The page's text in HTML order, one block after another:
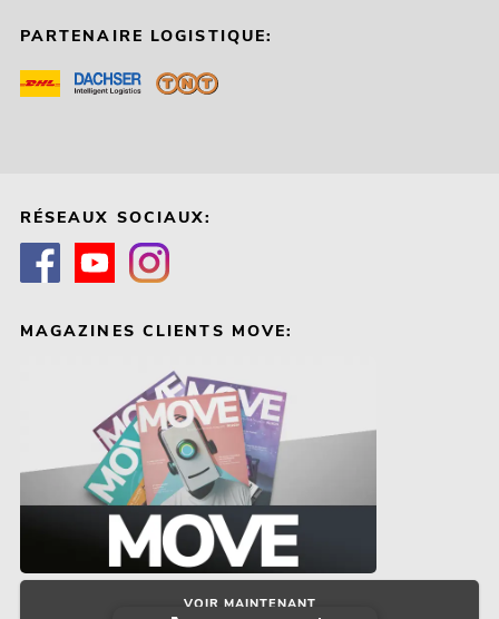
PARTENAIRE LOGISTIQUE:
RÉSEAUX SOCIAUX:
MAGAZINES CLIENTS MOVE:
VOIR MAINTENANT